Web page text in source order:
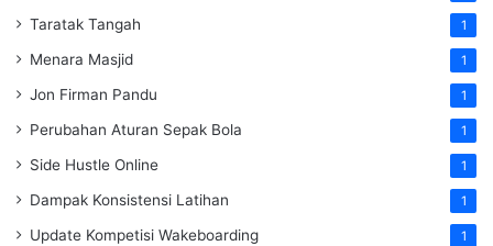
Taratak Tangah 1
Menara Masjid 1
Jon Firman Pandu 1
Perubahan Aturan Sepak Bola 1
Side Hustle Online 1
Dampak Konsistensi Latihan 1
Update Kompetisi Wakeboarding 1